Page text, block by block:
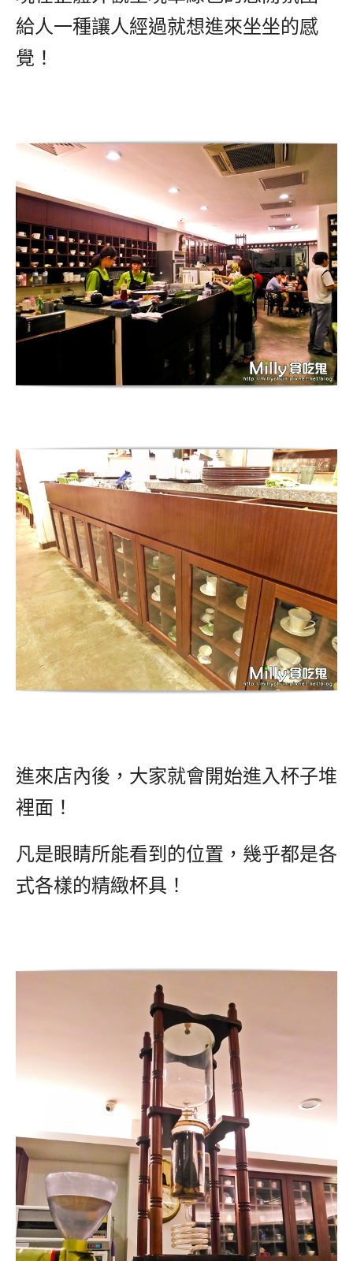
給人一種讓人經過就想進來坐坐的感
覺！
進來店內後，大家就會開始進入杯子堆
裡面！
凡是眼睛所能看到的位置，幾乎都是各
式各樣的精緻杯具！